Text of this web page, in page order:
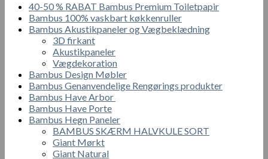
40-50 % RABAT Bambus Premium Toiletpapir
Bambus 100% vaskbart køkkenruller
Bambus Akustikpaneler og Vægbeklædning
3D firkant
Akustikpaneler
Vægdekoration
Bambus Design Møbler
Bambus Genanvendelige Rengørings produkter
Bambus Have Arbor
Bambus Have Porte
Bambus Hegn Paneler
BAMBUS SKÆRM HALVKULE SORT
Giant Mørkt
Giant Natural